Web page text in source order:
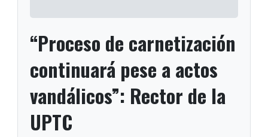
“Proceso de carnetización
continuará pese a actos
vandálicos”: Rector de la
UPTC